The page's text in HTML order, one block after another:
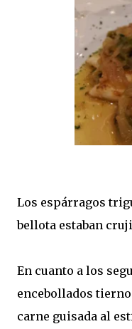
Los espárragos
bellota estaban
En cuanto a los
encebollados
carne guisada al